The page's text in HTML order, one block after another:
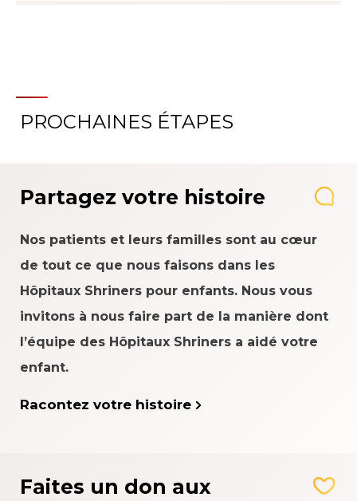
PROCHAINES ÉTAPES
Partagez votre histoire
Nos patients et leurs familles sont au cœur
de tout ce que nous faisons dans les
Hôpitaux Shriners pour enfants. Nous vous
invitons à nous faire part de la manière dont
l’équipe des Hôpitaux Shriners a aidé votre
enfant.
Racontez votre histoire
Faites un don aux